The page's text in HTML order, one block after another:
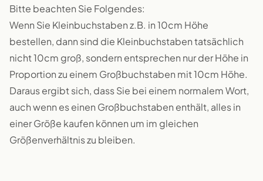
Bitte beachten Sie Folgendes:
Wenn Sie Kleinbuchstaben z.B. in 10cm Höhe
bestellen, dann sind die Kleinbuchstaben tatsächlich
nicht 10cm groß, sondern entsprechen nur der Höhe in
Proportion zu einem Großbuchstaben mit 10cm Höhe.
Daraus ergibt sich, dass Sie bei einem normalem Wort,
auch wenn es einen Großbuchstaben enthält, alles in
einer Größe kaufen können um im gleichen
Größenverhältnis zu bleiben.